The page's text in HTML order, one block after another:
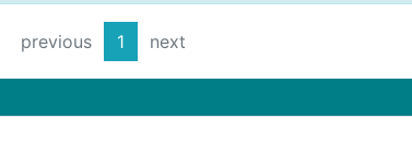
previous 1 next